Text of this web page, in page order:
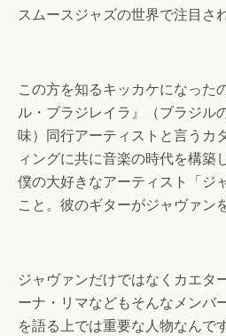
スムースジャズの世界で注目さ
この方を知るキッカケになった
ル・ブラジレイラ』（ブラジル
味）同行アーティストと言うカ
ィングに共に音楽の時代を構築
僕の大好きなアーティスト「ジ
こと。彼のギターがジャヴァン
ジャヴァンだけではなくカエタ
ーナ・リマなどもそんなメンバ
を語る上では重要な人物なんで